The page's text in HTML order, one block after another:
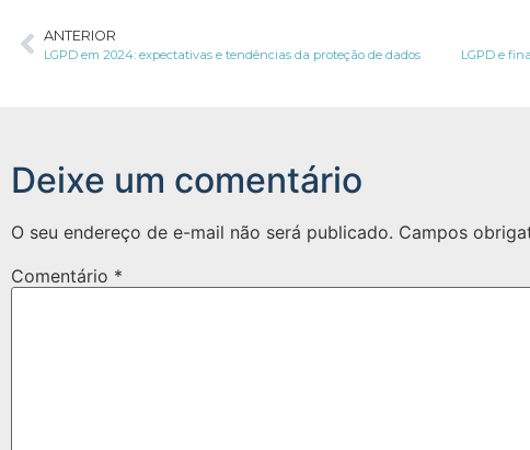
ANTERIOR
LGPD em 2024: expectativas e tendências da proteção de dados LGPD e
Deixe um comentário
O seu endereço de e-mail não será publicado. Campos
Comentário *